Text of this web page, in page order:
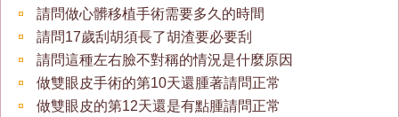
請問做心髒移植手術需要多久的時間
請問17歲刮胡須長了胡渣要必要刮
請問這種左右臉不對稱的情況是什麼原因
做雙眼皮手術的第10天還腫著請問正常
做雙眼皮的第12天還是有點腫請問正常